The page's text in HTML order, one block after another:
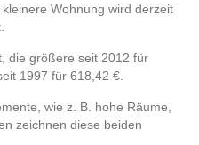
Wohnung wird derzeit
die größere seit 2012 für
1997 für 618,42 €.
wie z. B. hohe Räume,
zeichnen diese beiden